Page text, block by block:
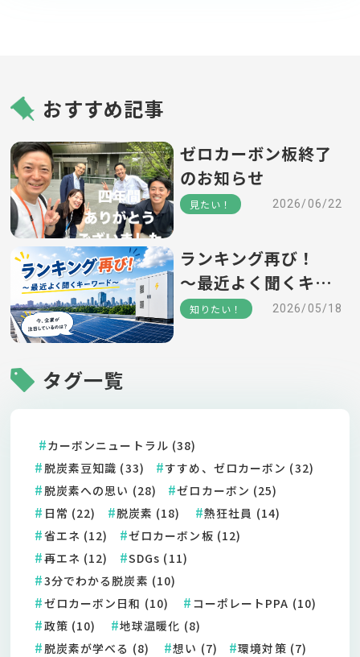
おすすめ記事
ゼロカーボン板終了
のお知らせ
見たい！ 2026/06/22
ランキング再び！
～最近よく聞くキー
ワード～
知りたい！ 2026/05/18
タグ一覧
カーボンニュートラル (38)
脱炭素豆知識 (33)
すすめ、ゼロカーボン (32)
脱炭素への思い (28)
ゼロカーボン (25)
日常 (22)
脱炭素 (18)
熱狂社員 (14)
省エネ (12)
ゼロカーボン板 (12)
再エネ (12)
SDGs (11)
3分でわかる脱炭素 (10)
ゼロカーボン日和 (10)
コーポレートPPA (10)
政策 (10)
地球温暖化 (8)
脱炭素が学べる (8)
想い (7)
環境対策 (7)